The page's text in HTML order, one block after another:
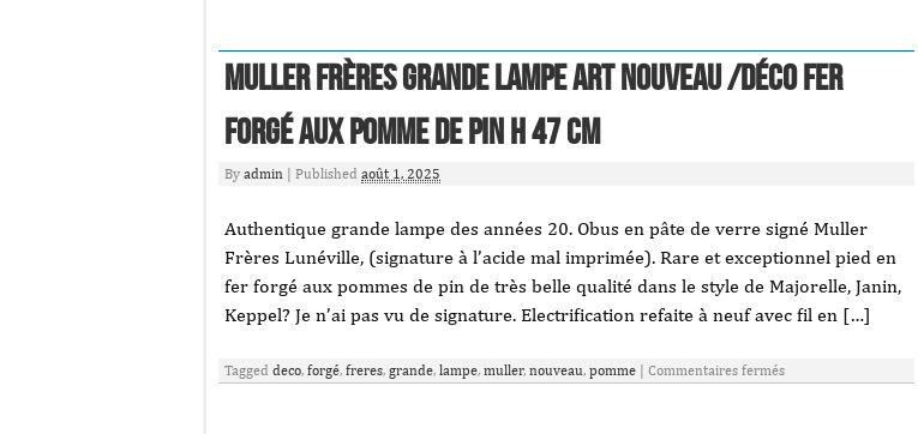
MULLER FRÈRES GRANDE LAMPE ART NOUVEAU /DÉCO fer
forgé aux pomme de pin H 47 cm
By admin Published août 1, 2025
Authentique grande lampe des années 20. Obus en pâte de verre signé Muller
Frères Lunéville, (signature à l’acide mal imprimée). Rare et exceptionnel pied en
fer forgé aux pommes de pin de très belle qualité dans le style de Majorelle, Janin,
Keppel? Je n’ai pas vu de signature. Electrification refaite à neuf avec fil en […]
Tagged deco, forgé, freres, grande, lampe, muller, nouveau, pomme Commentaires fermés